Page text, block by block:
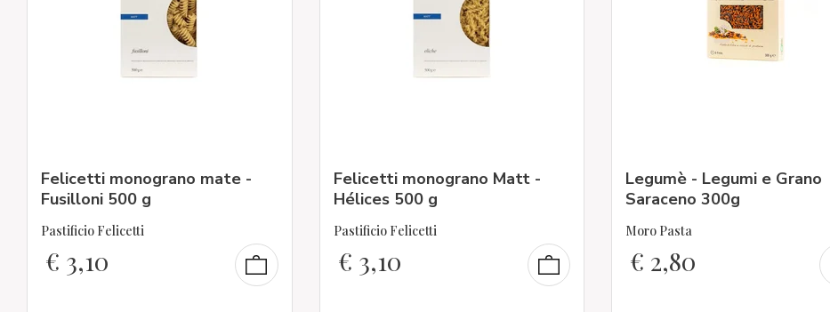
Felicetti monograno mate -
Fusilloni 500 g
Pastificio Felicetti
€ 3,10
Felicetti monograno Matt -
Hélices 500 g
Pastificio Felicetti
€ 3,10
Legumè - Legumi e Grano
Saraceno 300g
Moro Pasta
€ 2,80